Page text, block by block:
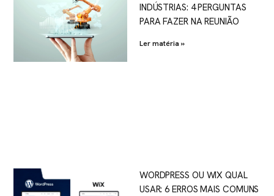
INDÚSTRIAS: 4 PERGUNTAS
PARA FAZER NA REUNIÃO
Ler matéria »
WORDPRESS OU WIX QUAL
USAR: 6 ERROS MAIS COMUNS